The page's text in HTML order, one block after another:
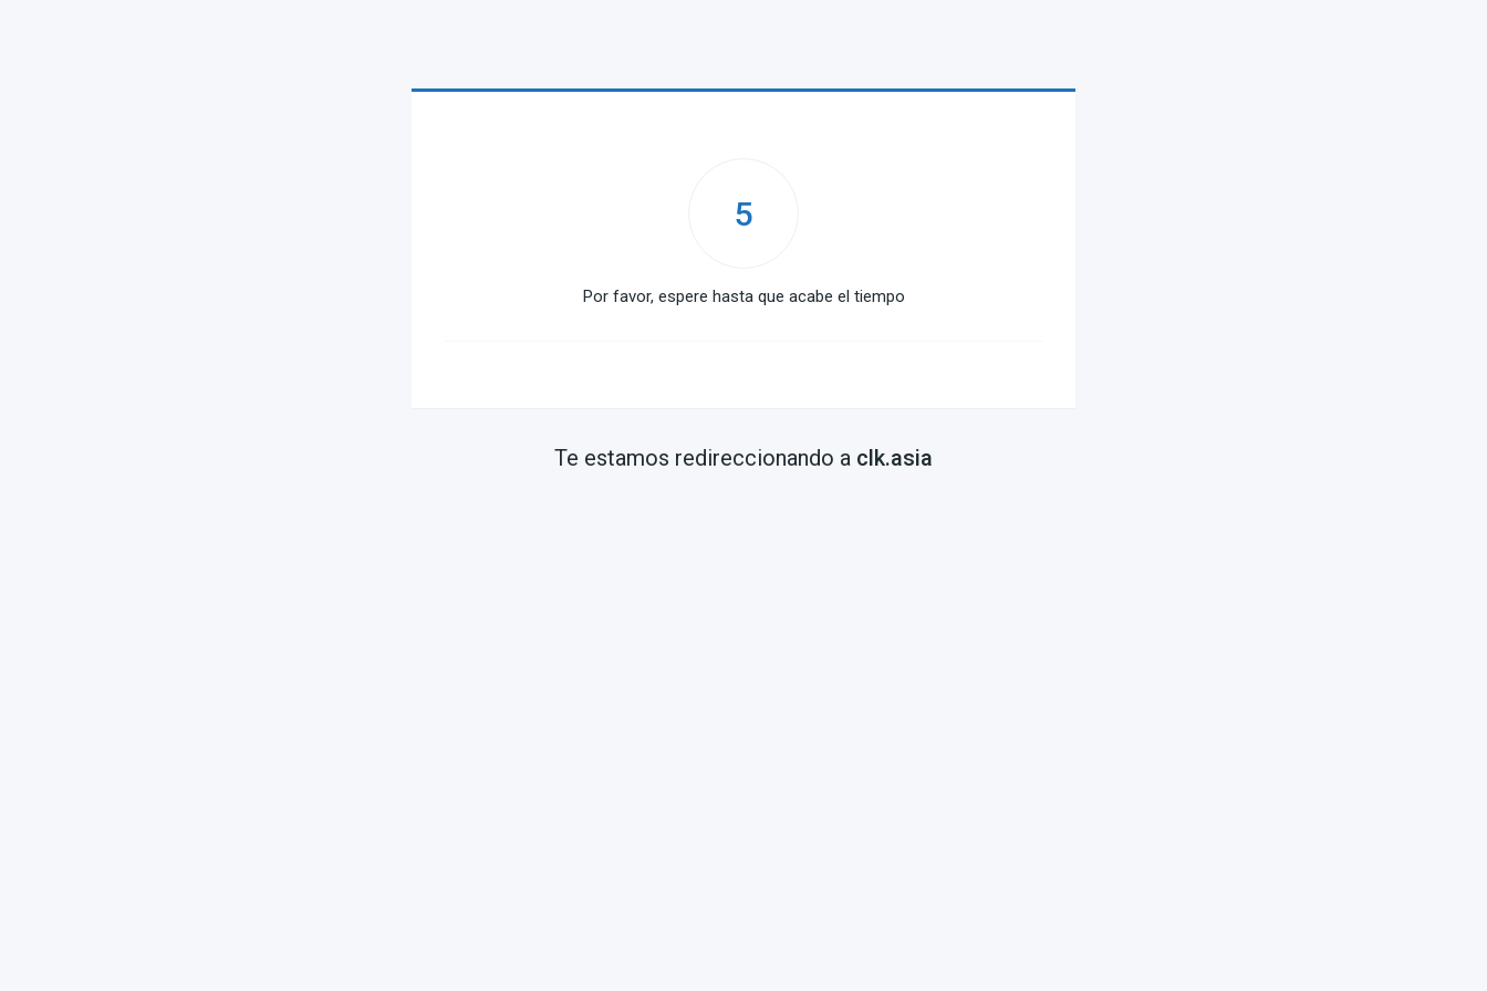
5
Por favor, espere hasta que acabe el tiempo
Te estamos redireccionando a clk.asia